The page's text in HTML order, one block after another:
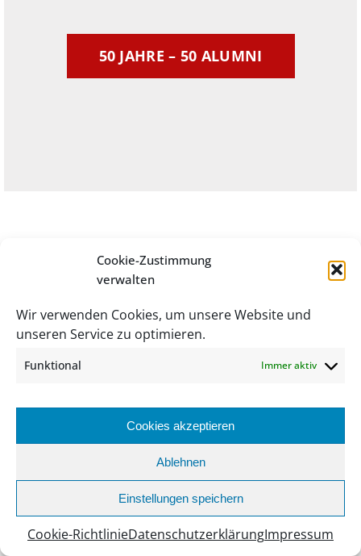
Cookie-Zustimmung
verwalten
Wir verwenden Cookies, um unsere Website und
unseren Service zu optimieren.
Funktional Immer aktiv
Cookies akzeptieren
Ablehnen
Einstellungen speichern
Cookie-RichtlinieDatenschutzerklärungImpressum
50 JAHRE – 50 ALUMNI
UNSERE PARTNER
WIR DANKEN UNSEREN PARTNERN FÜR
IHRE FREUNDLICHE UNTERSTÜTZUNG